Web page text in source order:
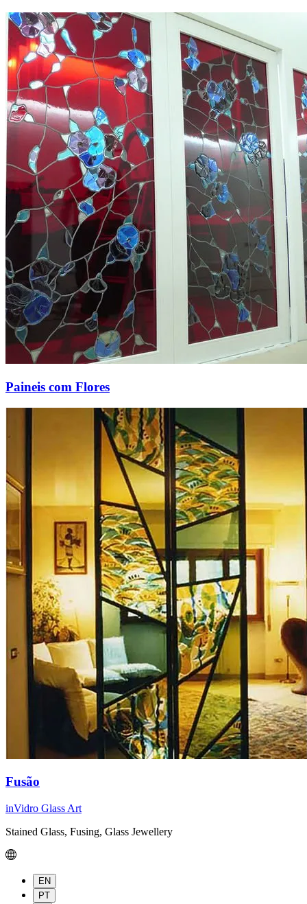
Paineis com Flores
Fusão
inVidro Glass Art
Stained Glass, Fusing, Glass Jewellery
EN
PT